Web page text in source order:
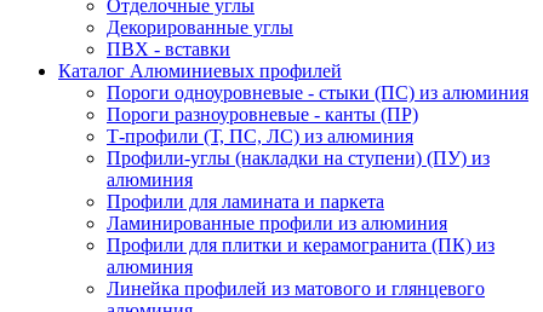
Отделочные углы
Декорированные углы
ПВХ - вставки
Каталог Алюминиевых профилей
Пороги одноуровневые - стыки (ПС) из алюминия
Пороги разноуровневые - канты (ПР)
Т-профили (Т, ПС, ЛС) из алюминия
Профили-углы (накладки на ступени) (ПУ) из
алюминия
Профили для ламината и паркета
Ламинированные профили из алюминия
Профили для плитки и керамогранита (ПК) из
алюминия
Линейка профилей из матового и глянцевого